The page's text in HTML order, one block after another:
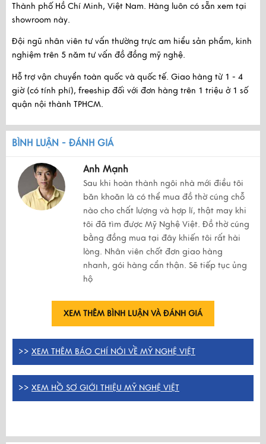
Thành phố Hồ Chí Minh, Việt Nam. Hàng luôn có sẵn xem tại
showroom này.
Đội ngũ nhân viên tư vấn thường trực am hiểu sản phẩm, kinh
nghiệm trên 5 năm tư vấn đồ đồng mỹ nghệ.
Hỗ trợ vận chuyển toàn quốc và quốc tế. Giao hàng từ 1 - 4
giờ (có tính phí), freeship đối với đơn hàng trên 1 triệu ở 1 số
quận nội thành TPHCM.
BÌNH LUẬN - ĐÁNH GIÁ
Anh Mạnh
Sau khi hoàn thành ngôi nhà mới điều tôi
băn khoăn là có thể mua đồ thờ cúng chỗ
nào cho chất lượng và hợp lí, thật may khi
tôi đã tìm được Mỹ Nghệ Việt. Đồ thờ cúng
bằng đồng mua tại đây khiến tôi rất hài
lòng. Nhân viên chốt đơn giao hàng
nhanh, gói hàng cẩn thận. Sẽ tiếp tục ủng
hộ
XEM THÊM BÌNH LUẬN VÀ ĐÁNH GIÁ
>> XEM THÊM BÁO CHÍ NÓI VỀ MỸ NGHỆ VIỆT
>> XEM HỒ SƠ GIỚI THIỆU MỸ NGHỆ VIỆT